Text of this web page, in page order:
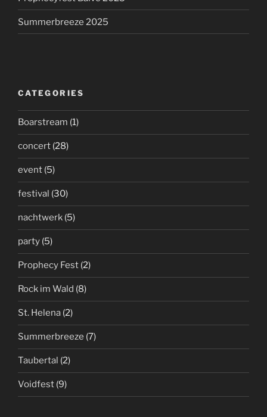
Summerbreeze 2025
CATEGORIES
Boarstream (1)
concert (28)
event (5)
festival (30)
nachtwerk (5)
party (5)
Prophecy Fest (2)
Rock im Wald (8)
St. Helena (2)
Summerbreeze (7)
Taubertal (2)
Voidfest (9)